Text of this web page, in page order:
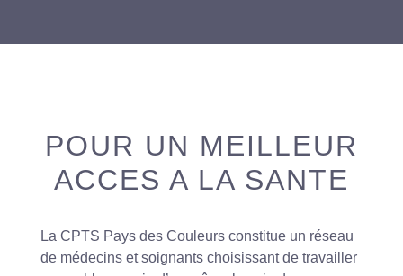
POUR UN MEILLEUR
ACCES A LA SANTE
La CPTS Pays des Couleurs constitue un réseau
de médecins et soignants choisissant de travailler